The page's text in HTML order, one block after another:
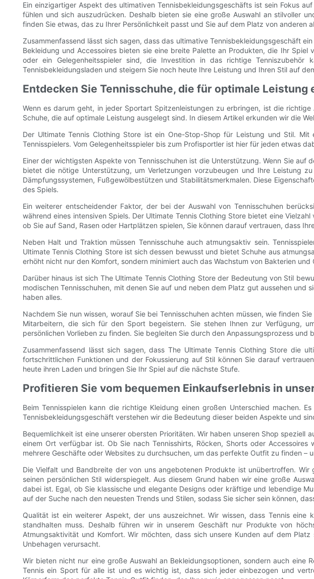
Ein einzigartiger Aspekt des ultimativen Tennisbekleidungsgeschäfts ist sein Fokus
fühlen und sich auszudrücken. Deshalb bieten sie eine große Auswahl an stilvoller
finden Sie etwas, das zu Ihrer Persönlichkeit passt und Sie auf dem Platz von anderen
Zusammenfassend lässt sich sagen, dass das ultimative Tennisbekleidungsgeschäft
Bekleidung und Accessoires bieten sie eine breite Palette an Produkten, die Ihr
oder ein Gelegenheitsspieler sind, die Investition in das richtige
Tennisbekleidungsladen und steigern Sie noch heute Ihre Leistung und Ihren Stil auf
Entdecken Sie Tennisschuhe, die für optimale
Wenn es darum geht, in jeder Sportart Spitzenleistungen zu erbringen, ist die
Schuhe, die auf optimale Leistung ausgelegt sind. In diesem Artikel erkunden wir die
Der Ultimate Tennis Clothing Store ist ein One-Stop-Shop für Leistung und Stil.
Tennisspielers. Vom Gelegenheitsspieler bis zum Profisportler ist hier für jeden etwas
Einer der wichtigsten Aspekte von Tennisschuhen ist die Unterstützung. Wenn Sie
bietet die nötige Unterstützung, um Verletzungen vorzubeugen und Ihre Leistung
Dämpfungssystemen, Fußgewölbestützen und Stabilitätsmerkmalen. Diese
des Spiels.
Ein weiterer entscheidender Faktor, der bei der Auswahl von Tennisschuhen
während eines intensiven Spiels. Der Ultimate Tennis Clothing Store bietet eine
ob Sie auf Sand, Rasen oder Hartplätzen spielen, Sie können darauf vertrauen, dass
Neben Halt und Traktion müssen Tennisschuhe auch atmungsaktiv sein.
Ultimate Tennis Clothing Store ist sich dessen bewusst und bietet Schuhe aus
erhöht nicht nur den Komfort, sondern minimiert auch das Wachstum von Bakterien und
Darüber hinaus ist sich The Ultimate Tennis Clothing Store der Bedeutung von Stil
modischen Tennisschuhen, mit denen Sie auf und neben dem Platz gut aussehen
haben alles.
Nachdem Sie nun wissen, worauf Sie bei Tennisschuhen achten müssen, wie finden
Mitarbeitern, die sich für den Sport begeistern. Sie stehen Ihnen zur Verfügung,
persönlichen Vorlieben zu finden. Sie begleiten Sie durch den Anpassungsprozess
Zusammenfassend lässt sich sagen, dass The Ultimate Tennis Clothing Store die
fortschrittlichen Funktionen und der Fokussierung auf Stil können Sie darauf
heute ihren Laden und bringen Sie Ihr Spiel auf die nächste Stufe.
Profitieren Sie vom bequemen Einkaufserlebnis in
Beim Tennisspielen kann die richtige Kleidung einen großen Unterschied machen.
Tennisbekleidungsgeschäft verstehen wir die Bedeutung dieser beiden Aspekte und
Bequemlichkeit ist eine unserer obersten Prioritäten. Wir haben unseren Shop speziell
einem Ort verfügbar ist. Ob Sie nach Tennisshirts, Röcken, Shorts oder
mehrere Geschäfte oder Websites zu durchsuchen, um das perfekte Outfit zu finden
Die Vielfalt und Bandbreite der von uns angebotenen Produkte ist unübertroffen.
seinen persönlichen Stil widerspiegelt. Aus diesem Grund haben wir eine große
dabei ist. Egal, ob Sie klassische und elegante Designs oder kräftige und lebendige
auf der Suche nach den neuesten Trends und Stilen, sodass Sie sicher sein können,
Qualität ist ein weiterer Aspekt, der uns auszeichnet. Wir wissen, dass Tennis
standhalten muss. Deshalb führen wir in unserem Geschäft nur Produkte von
Atmungsaktivität und Komfort. Wir möchten, dass sich unsere Kunden auf dem
Unbehagen verursacht.
Wir bieten nicht nur eine große Auswahl an Bekleidungsoptionen, sondern auch eine
Tennis ein Sport für alle ist und es wichtig ist, dass sich jeder einbezogen und